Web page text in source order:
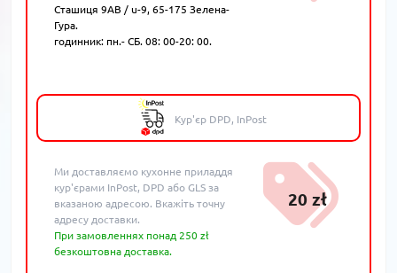
Сташиця 9AB / u-9, 65-175 Зелена-
Гура.
годинник: пн.- СБ. 08: 00-20: 00.
Кур'єр DPD, InPost
Ми доставляємо кухонне приладдя
кур'єрами InPost, DPD або GLS за
вказаною адресою. Вкажіть точну
адресу доставки.
При замовленнях понад 250 zł
безкоштовна доставка.
20 zł